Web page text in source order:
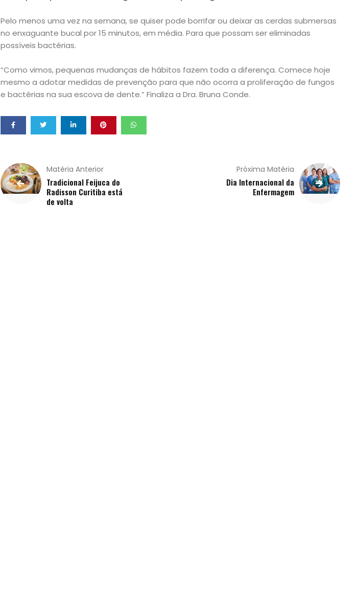
Receitas
Saúde
e
Qualidade
Vida
Sexualidade
Pelo menos uma vez na semana, se quiser pode borrifar ou deixar as cerdas submersas
no enxaguante bucal por 15 minutos, em média. Para que possam ser eliminadas
possíveis bactérias.
“Como vimos, pequenas mudanças de hábitos fazem toda a diferença. Comece hoje
mesmo a adotar medidas de prevenção para que não ocorra a proliferação de fungos
e bactérias na sua escova de dente.” Finaliza a Dra. Bruna Conde.
Matéria Anterior
Tradicional Feijuca do
Radisson Curitiba está
de volta
Próxima Matéria
Dia Internacional da
Enfermagem